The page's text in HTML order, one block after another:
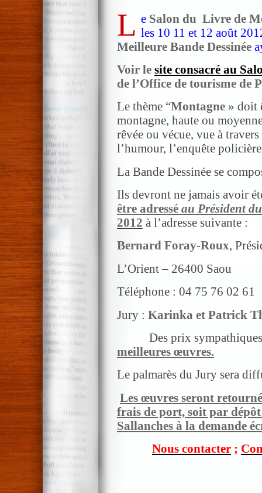
L e Salon du Livre de
les 10 11 et 12 août
Meilleure Bande Dessinée
Voir le site consacré au
de l’Office de tourisme de
Le thème “Montagne » doit
montagne, haute ou
rêvée ou vécue, vue à
l’humour, l’enquête
La Bande Dessinée se
Ils devront ne jamais avoir
être adressé au Président
2012 à l’adresse suivante :
Bernard Foray-Roux,
L’Orient – 26400 Saou
Téléphone : 04 75 76 02 61
Jury : Karinka et Patrick
Des prix
meilleures œuvres.
Le palmarès du Jury sera
Les œuvres seront
frais de port, soit par
Sallanches à la demande
Nous contacter ;